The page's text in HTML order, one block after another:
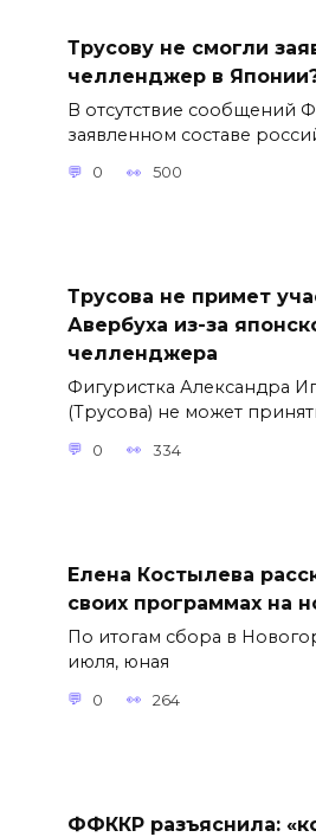
Трусову не смогли
челленджер в
В отсутствие сообщений
заявленном составе
0 500
Трусова не примет
Авербуха из-за
челленджера
Фигуристка Александра
(Трусова) не может
0 334
Елена Костылева
своих программах на
По итогам сбора в
июля, юная
0 264
ФФККР разъяснила: